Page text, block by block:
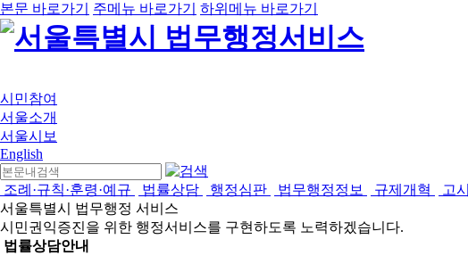
본문 바로가기 주메뉴 바로가기 하위메뉴 바로가기
시민참여
서울소개
서울시보
English
조례·규칙·훈령·예규 법률상담 행정심판 법무행정정보 규제개혁 고
서울특별시 법무행정 서비스
시민권익증진을 위한 행정서비스를 구현하도록 노력하겠습니다.
법률상담안내